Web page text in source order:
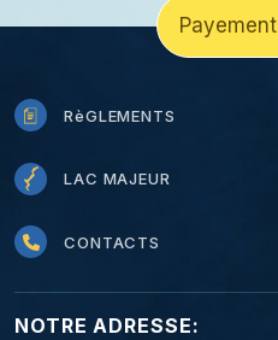
RèGLEMENTS
LAC MAJEUR
CONTACTS
NOTRE ADRESSE: